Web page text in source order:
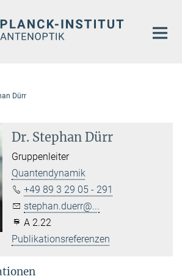
Dürr
Dr. Stephan Dürr
Gruppenleiter
Quantendynamik
+49 89 3 29 05 - 291
stephan.duerr@...
A 2.22
Publikationsreferenzen